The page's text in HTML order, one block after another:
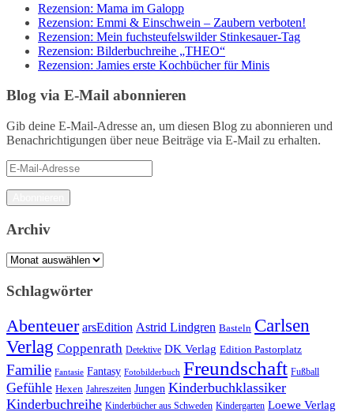
Rezension: Mama im Galopp
Rezension: Emmi & Einschwein – Zaubern verboten!
Rezension: Mein fuchsteufelswilder Stinkesauer-Tag
Rezension: Bilderbuchreihe „THEO“
Rezension: Jamies erste Kochbücher für Minis
Blog via E-Mail abonnieren
Gib deine E-Mail-Adresse an, um diesen Blog zu abonnieren und
Benachrichtigungen über neue Beiträge via E-Mail zu erhalten.
E-
Mail-
Adresse
Archiv
Archiv
Schlagwörter
Abenteuer arsEdition Astrid Lindgren Basteln Carlsen
Verlag Coppenrath Detektive DK Verlag Edition Pastorplatz
Familie Fantasie Fantasy Fotobilderbuch Freundschaft Fußball
Gefühle Hexen Jahreszeiten Jungen Kinderbuchklassiker
Kinderbuchreihe Kinderbücher aus Schweden Kindergarten Loewe Verlag